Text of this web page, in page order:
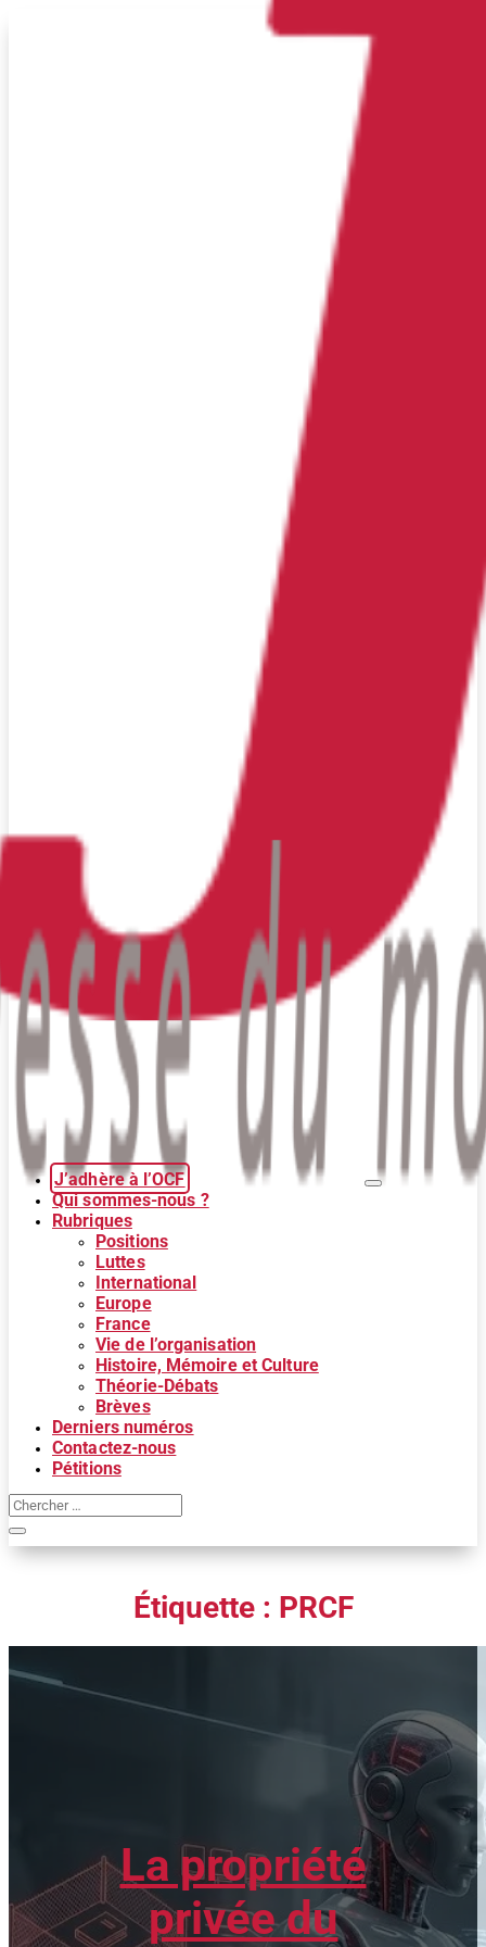
J’adhère à l’OCF
Qui sommes-nous ?
Rubriques
Positions
Luttes
International
Europe
France
Vie de l’organisation
Histoire, Mémoire et Culture
Théorie-Débats
Brèves
Derniers numéros
Contactez-nous
Pétitions
Étiquette : PRCF
La propriété
privée du